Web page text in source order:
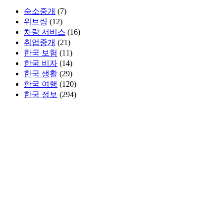
숙소중개 (7)
위브링 (12)
차량 서비스 (16)
취업중개 (21)
한국 보험 (11)
한국 비자 (14)
한국 생활 (29)
한국 여행 (120)
한국 정보 (294)